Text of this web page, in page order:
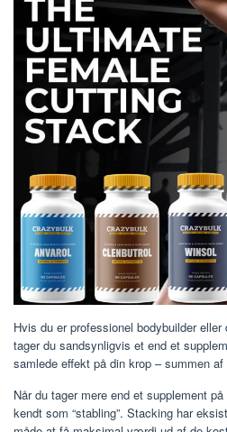
Hvis du er professionel bodybuilder
tager du sandsynligvis et end et
samlede effekt på din krop – summen
Når du tager mere end et supplement
kendt som “stabling”. Stacking har